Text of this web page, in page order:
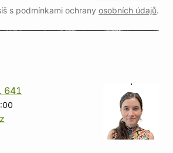
s podmínkami ochrany osobních údajů.
641